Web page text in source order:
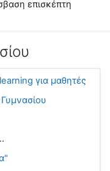
επισκέπτη
για μαθητές